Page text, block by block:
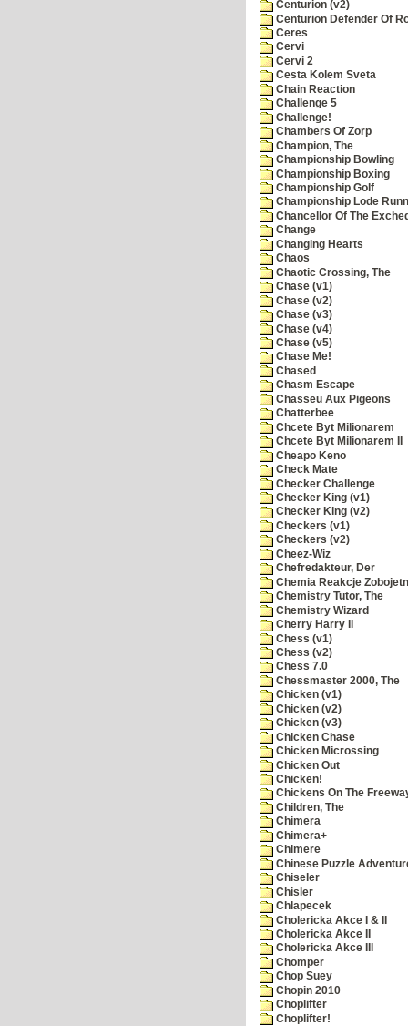
Centurion (v2)
Centurion Defender Of
Ceres
Cervi
Cervi 2
Cesta Kolem Sveta
Chain Reaction
Challenge 5
Challenge!
Chambers Of Zorp
Champion, The
Championship Bowling
Championship Boxing
Championship Golf
Championship Lode
Chancellor Of The
Change
Changing Hearts
Chaos
Chaotic Crossing, The
Chase (v1)
Chase (v2)
Chase (v3)
Chase (v4)
Chase (v5)
Chase Me!
Chased
Chasm Escape
Chasseu Aux Pigeons
Chatterbee
Chcete Byt Milionarem
Chcete Byt Milionarem II
Cheapo Keno
Check Mate
Checker Challenge
Checker King (v1)
Checker King (v2)
Checkers (v1)
Checkers (v2)
Cheez-Wiz
Chefredakteur, Der
Chemia Reakcje
Chemistry Tutor, The
Chemistry Wizard
Cherry Harry II
Chess (v1)
Chess (v2)
Chess 7.0
Chessmaster 2000, The
Chicken (v1)
Chicken (v2)
Chicken (v3)
Chicken Chase
Chicken Microssing
Chicken Out
Chicken!
Chickens On The
Children, The
Chimera
Chimera+
Chimere
Chinese Puzzle
Chiseler
Chisler
Chlapecek
Cholericka Akce I & II
Cholericka Akce II
Cholericka Akce III
Chomper
Chop Suey
Chopin 2010
Choplifter
Choplifter!